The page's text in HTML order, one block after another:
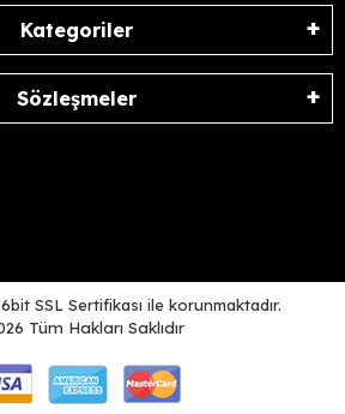
Kategoriler
Sözleşmeler
SSL Sertifikası ile korunmaktadır.
Tüm Hakları Saklıdır